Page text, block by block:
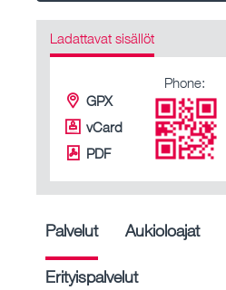
Ladattavat sisällöt
GPX
vCard
PDF
Phone:
Palvelut Aukioloajat
Erityispalvelut